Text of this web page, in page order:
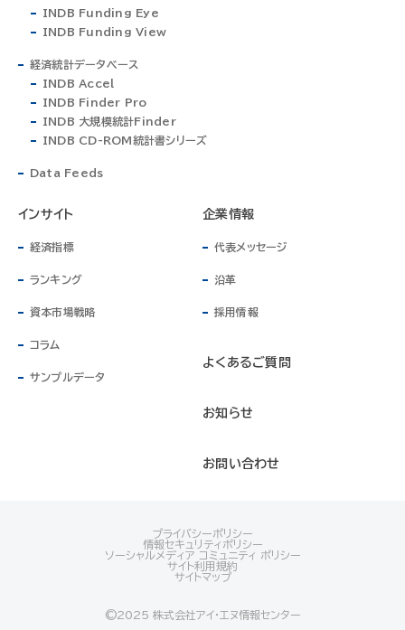
INDB Funding Eye
INDB Funding View
経済統計データベース
INDB Accel
INDB Finder Pro
INDB 大規模統計Finder
INDB CD-ROM統計書シリーズ
Data Feeds
インサイト
経済指標
ランキング
資本市場戦略
コラム
サンプルデータ
企業情報
代表メッセージ
沿革
採用情報
よくあるご質問
お知らせ
お問い合わせ
©️2025 株式会社アイ・エヌ情報センター
プライバシーポリシー
情報セキュリティポリシー
ソーシャルメディア コミュニティ ポリシー
サイト利用規約
サイトマップ